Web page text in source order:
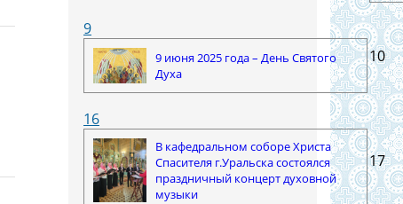
9
9 июня 2025 года – День Святого
Духа
10
16
В кафедральном соборе Христа
Спасителя г.Уральска состоялся
праздничный концерт духовной
музыки
17